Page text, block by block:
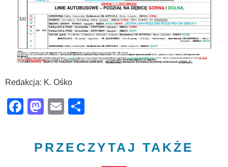
Redakcja: K. Ośko
Facebook
Mastodon
Email
PRZECZYTAJ TAKŻE